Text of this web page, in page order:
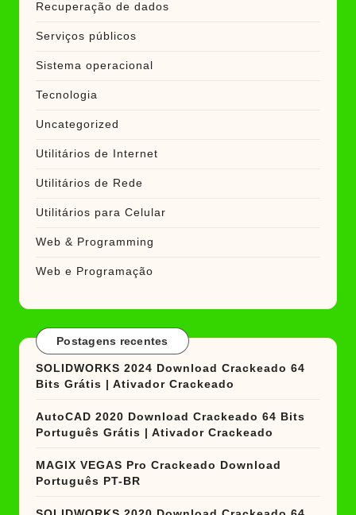
Recuperação de dados
Serviços públicos
Sistema operacional
Tecnologia
Uncategorized
Utilitários de Internet
Utilitários de Rede
Utilitários para Celular
Web & Programming
Web e Programação
Postagens recentes
SOLIDWORKS 2024 Download Crackeado 64
Bits Grátis | Ativador Crackeado
AutoCAD 2020 Download Crackeado 64 Bits
Português Grátis | Ativador Crackeado
MAGIX VEGAS Pro Crackeado Download
Português PT-BR